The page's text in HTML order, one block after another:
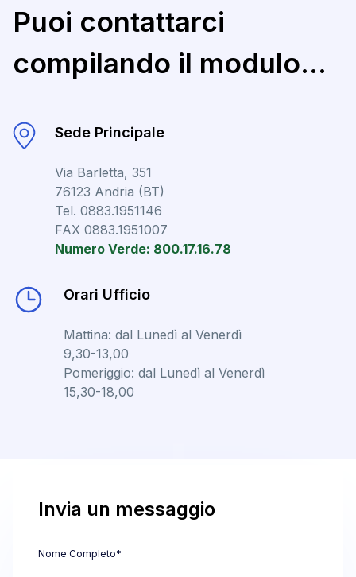
Puoi contattarci
compilando il modulo...
Sede Principale
Via Barletta, 351
76123 Andria (BT)
Tel. 0883.1951146
FAX 0883.1951007
Numero Verde: 800.17.16.78
Orari Ufficio
Mattina: dal Lunedì al Venerdì
9,30-13,00
Pomeriggio: dal Lunedì al Venerdì
15,30-18,00
Invia un messaggio
Nome Completo*